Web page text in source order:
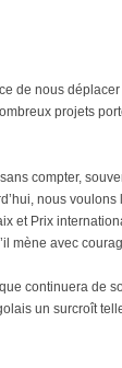
de nous
projets
compter,
nous
et Prix
mène avec
continuera de
un surcroît